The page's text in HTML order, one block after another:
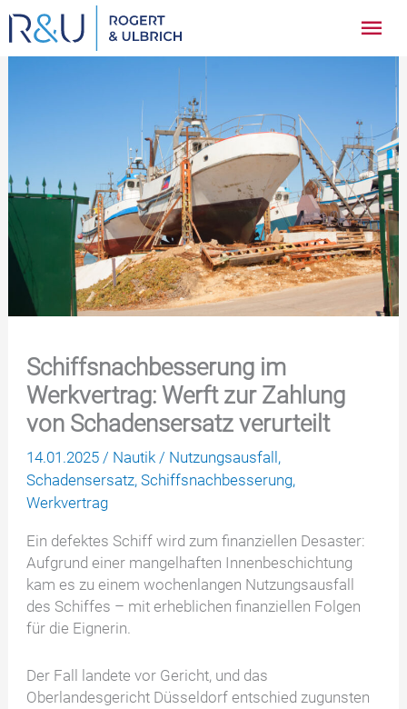
Zum
Inhalt
springen
Schiffsnachbesserung im
Werkvertrag: Werft zur Zahlung
von Schadensersatz verurteilt
14.01.2025/ Nautik / Nutzungsausfall ,
Schadensersatz,Schiffsnachbesserung,
Werkvertrag
Ein defektes Schiff wird zum finanziellen Desaster:
Aufgrund einer mangelhaften Innenbeschichtung
kam es zu einem wochenlangen Nutzungsausfall
des Schiffes – mit erheblichen finanziellen Folgen
für die Eignerin.
Der Fall landete vor Gericht, und das
Oberlandesgericht Düsseldorf entschied zugunsten